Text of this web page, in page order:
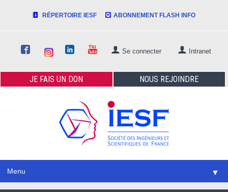
RÉPERTOIRE IESF ABONNEMENT FLASH INFO
Se connecter Intranet
JE FAISUN DON NOUS REJOINDRE
Menu ▼